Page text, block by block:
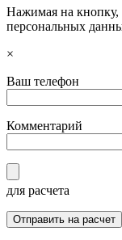
Нажимая на кнопку,
персональных
×
Ваш телефон
Комментарий
для расчета